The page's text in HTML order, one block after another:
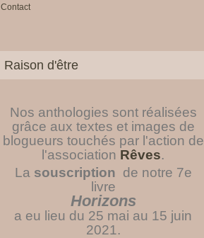
Contact
Raison d'être
Nos anthologies sont réalisées
grâce aux textes et images de
blogueurs touchés par l'action de
l'association Rêves.
La souscription de notre 7e
livre
Horizons
a eu lieu du 25 mai au 15 juin
2021.